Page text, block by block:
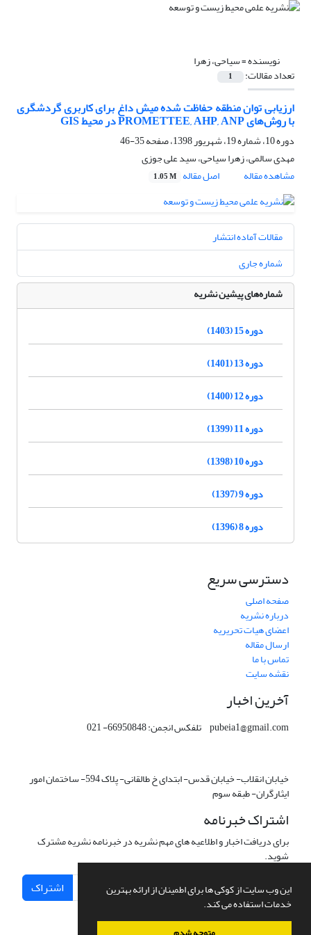
این وب سایت از کوکی ها برای اطمینان از ارائه بهترین
خدمات استفاده می کند.
نویسنده =سیاحی، زهرا
تعداد مقالات: 1
ارزیابی توان منطقه حفاظت شده میش داغ برای کاربری گردشگری
با روش‌های PROMETTEE, AHP, ANP در محیط GIS
دوره 10، شماره 19، شهریور 1398، صفحه
35-46
مهدی سالمی، زهرا سیاحی، سید علی جوزی
مشاهده مقاله
اصل مقاله 1.05 M
مقالات آماده انتشار
شماره جاری
شماره‌های پیشین نشریه
دوره 15 (1403)
دوره 13 (1401)
دوره 12 (1400)
دوره 11 (1399)
دوره 10 (1398)
دوره 9 (1397)
دوره 8 (1396)
دسترسی سریع
صفحه اصلی
درباره نشریه
اعضای هیات تحریریه
ارسال مقاله
تماس با ما
نقشه سایت
آخرین اخبار
pubeia1@gmail.com تلفکس انجمن: 66950848- 021
خیابان انقلاب- خیابان قدس- ابتدای خ طالقانی- پلاک 594- ساختمان امور
ایثارگران- طبقه سوم
اشتراک خبرنامه
برای دریافت اخبار و اطلاعیه های مهم نشریه در خبرنامه نشریه مشترک
شوید.
اشتراک